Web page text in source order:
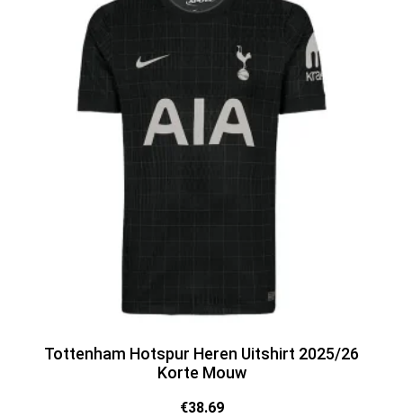
Tottenham Hotspur Heren Uitshirt 2025/26
Korte Mouw
€38.69